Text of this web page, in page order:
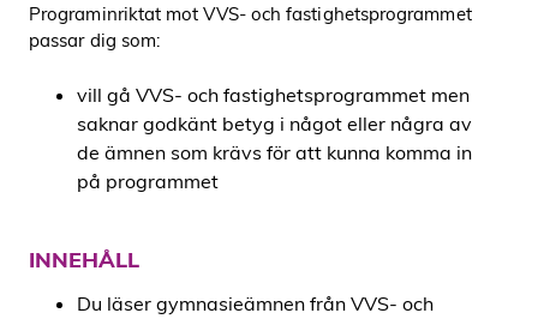
Programinriktat mot VVS- och fastighetsprogrammet
passar dig som:
vill gå VVS- och fastighetsprogrammet men
saknar godkänt betyg i något eller några av
de ämnen som krävs för att kunna komma in
på programmet
INNEHÅLL
Du läser gymnasieämnen från VVS- och